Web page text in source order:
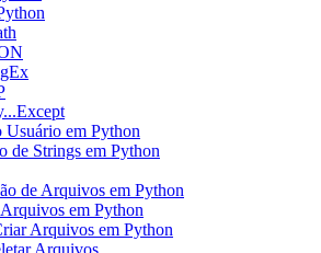
Usuário em Python
de Strings em Python
de Arquivos em Python
em Python
Arquivos em Python
Arquivos